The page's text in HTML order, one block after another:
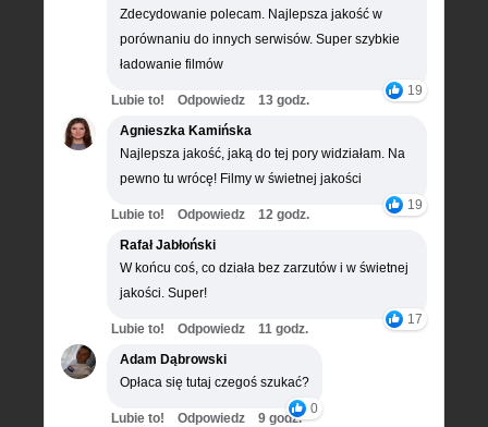
Zdecydowanie polecam. Najlepsza jakość w
porównaniu do innych serwisów. Super szybkie
ładowanie filmów
19
Lubie to! Odpowiedz
13 godz.
Agnieszka Kamińska
Najlepsza jakość, jaką do tej pory widziałam. Na
pewno tu wrócę! Filmy w świetnej jakości
19
Lubie to! Odpowiedz
12 godz.
Rafał Jabłoński
W końcu coś, co działa bez zarzutów i w świetnej
jakości. Super!
17
Lubie to! Odpowiedz
11 godz.
Adam Dąbrowski
Opłaca się tutaj czegoś szukać?
0
Lubie to! Odpowiedz
9 godz.